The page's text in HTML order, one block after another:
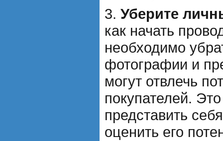
3. Уберите
как начать
необходимо
фотографии и
могут отвлечь
покупателей.
представить
оценить его